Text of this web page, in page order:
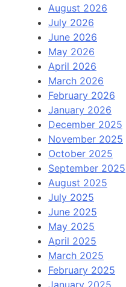
August 2026
July 2026
June 2026
May 2026
April 2026
March 2026
February 2026
January 2026
December 2025
November 2025
October 2025
September 2025
August 2025
July 2025
June 2025
May 2025
April 2025
March 2025
February 2025
January 2025